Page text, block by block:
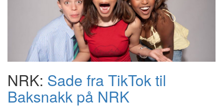
NRK: Sade fra TikTok til
Baksnakk på NRK